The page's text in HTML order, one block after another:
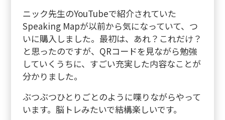
ニック先生のYouTubeで紹介されていた
Speaking Mapが以前から気になっていて、つ
いに購入しました。最初は、あれ？これだけ？
と思ったのですが、QRコードを見ながら勉強
していくうちに、すごい充実した内容なことが
分かりました。
ぶつぶつひとりごとのように喋りながらやって
います。脳トレみたいで結構楽しいです。